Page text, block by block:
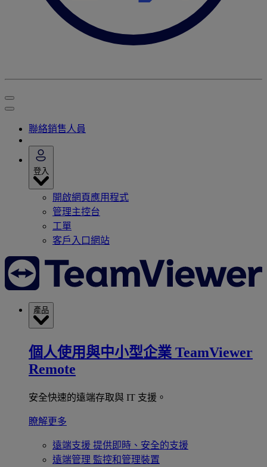
聯絡銷售人員
登入
開啟網頁應用程式
管理主控台
工單
客戶入口網站
產品
個人使用與中小型企業 TeamViewer
Remote
安全快速的遠端存取與 IT 支援。
瞭解更多
遠端支援 提供即時、安全的支援
遠端管理 監控和管理裝置